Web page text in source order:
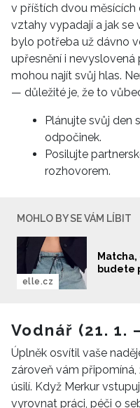
v příštích dvou
vztahy vypadají a jak se
bylo potřeba už dávno
upřesnění i
mohou najít svůj hlas.
— důležité je, že to
Plánujte svůj den
odpočinek.
Posilujte
rozhovorem.
MOHLO BY SE VÁM LÍBIT
budete
elle.cz
Vodnář (21. 1.
Úplněk osvítil vaše
zároveň vám
úsilí. Když Merkur
vyrovnat práci, péči o